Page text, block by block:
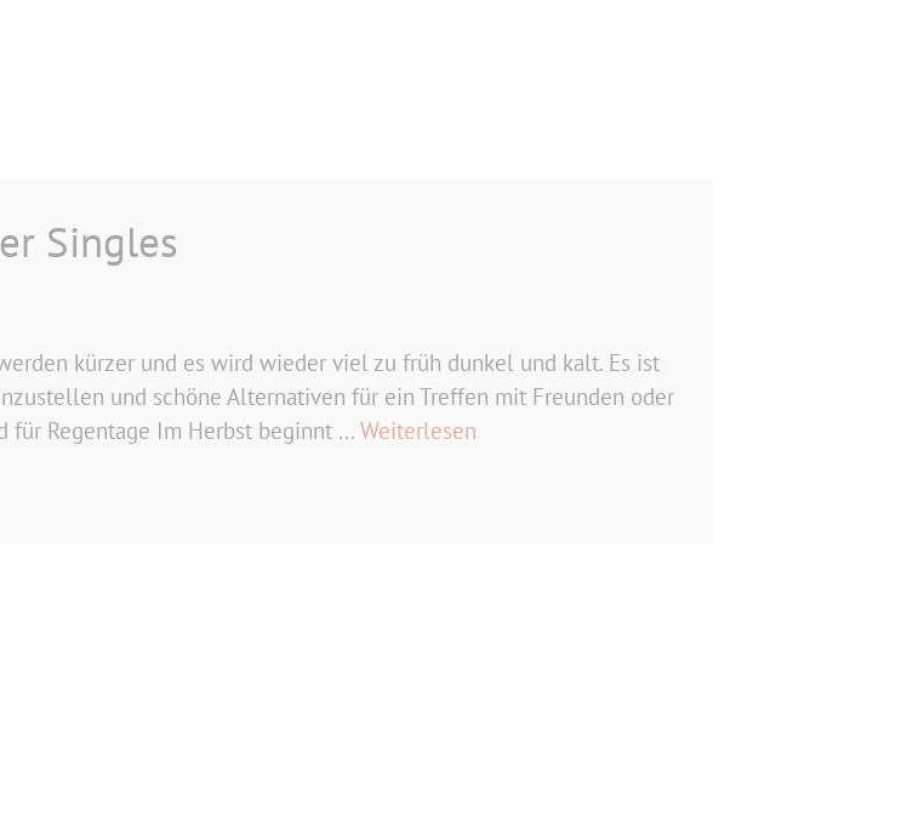
Singles
kürzer und es wird wieder viel zu früh dunkel und kalt. Es ist
und schöne Alternativen für ein Treffen mit Freunden oder
für Regentage Im Herbst beginnt ... Weiterlesen